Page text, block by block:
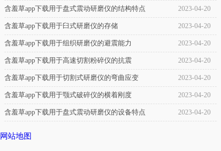
胶
气
囊
AIRBFT
K100-
2】
AIRBFT
气
含羞草app下载用于盘式震动研磨仪的结构特点 2023-04-20
含羞草app下载用于臼式研磨仪的存储 2023-04-20
含羞草app下载用于组织研磨仪的避震能力 2023-04-20
含羞草app下载用于高速切割粉碎仪的抗震 2023-04-20
含羞草app下载用于切割式研磨仪的弯曲应变 2023-04-20
含羞草app下载用于颚式破碎仪的横着刚度 2023-04-20
含羞草app下载用于盘式震动研磨仪的设备特点 2023-04-20
网站地图